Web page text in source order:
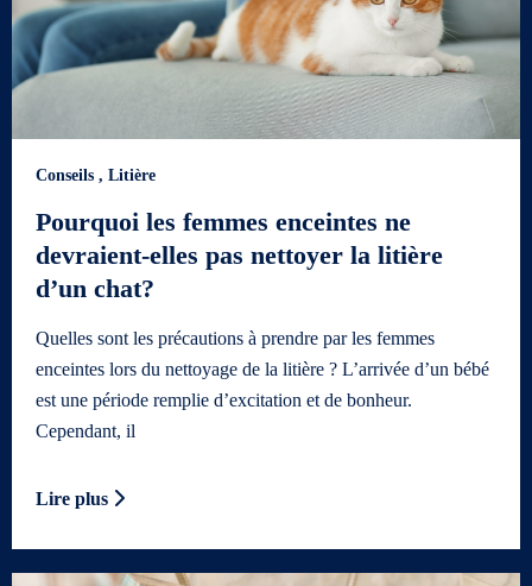
Conseils , Litière
Pourquoi les femmes enceintes ne
devraient-elles pas nettoyer la litière
d’un chat?
Quelles sont les précautions à prendre par les femmes
enceintes lors du nettoyage de la litière ? L’arrivée d’un bébé
est une période remplie d’excitation et de bonheur.
Cependant, il
Lire plus